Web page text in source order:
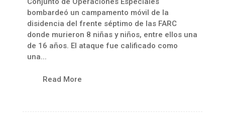
bombardeó un campamento móvil de la
disidencia del frente séptimo de las FARC
donde murieron 8 niñas y niños, entre ellos una
de 16 años. El ataque fue calificado como
una...
Read More